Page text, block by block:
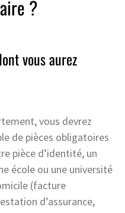
?
vous aurez
vous devrez
de pièces obligatoires
pièce d’identité, un
école ou une université
(facture
d’assurance,